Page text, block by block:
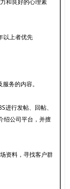
良好的心理素
上者优先
的内容。
行发帖、回帖、
绍公司平台，并擅
料，寻找客户群